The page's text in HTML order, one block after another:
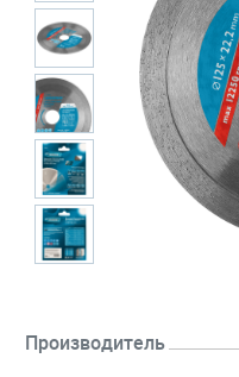
Производитель